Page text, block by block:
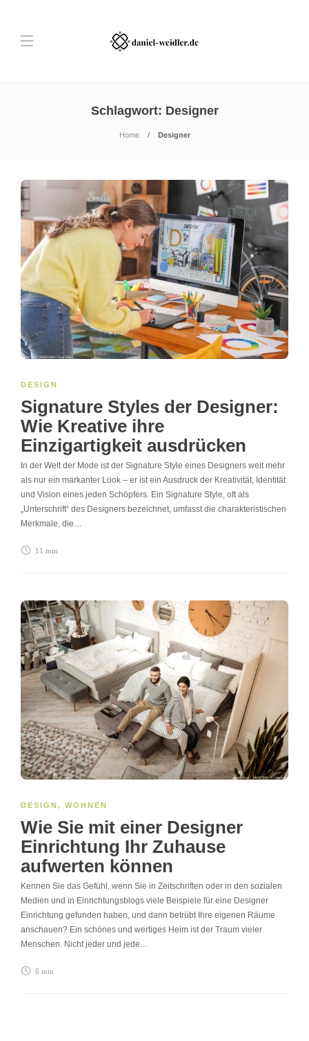
Schlagwort: Designer
Home Designer
DESIGN
Signature Styles der Designer:
Wie Kreative ihre
Einzigartigkeit ausdrücken
In der Welt der Mode ist der Signature Style eines Designers weit mehr
als nur ein markanter Look – er ist ein Ausdruck der Kreativität, Identität
und Vision eines jeden Schöpfers. Ein Signature Style, oft als
„Unterschrift“ des Designers bezeichnet, umfasst die charakteristischen
Merkmale, die…
11 min
DESIGN, WOHNEN
Wie Sie mit einer Designer
Einrichtung Ihr Zuhause
aufwerten können
Kennen Sie das Gefühl, wenn Sie in Zeitschriften oder in den sozialen
Medien und in Einrichtungsblogs viele Beispiele für eine Designer
Einrichtung gefunden haben, und dann betrübt Ihre eigenen Räume
anschauen? Ein schönes und wertiges Heim ist der Traum vieler
Menschen. Nicht jeder und jede…
6 min